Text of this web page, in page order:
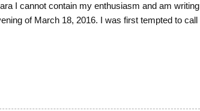
I cannot contain my enthusiasm and am writing
of March 18, 2016. I was first tempted to call